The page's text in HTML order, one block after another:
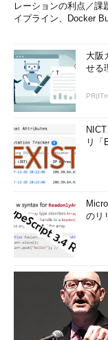
レーションの利点／課
イプライン、Docker
大阪
せる
リ「
のリ